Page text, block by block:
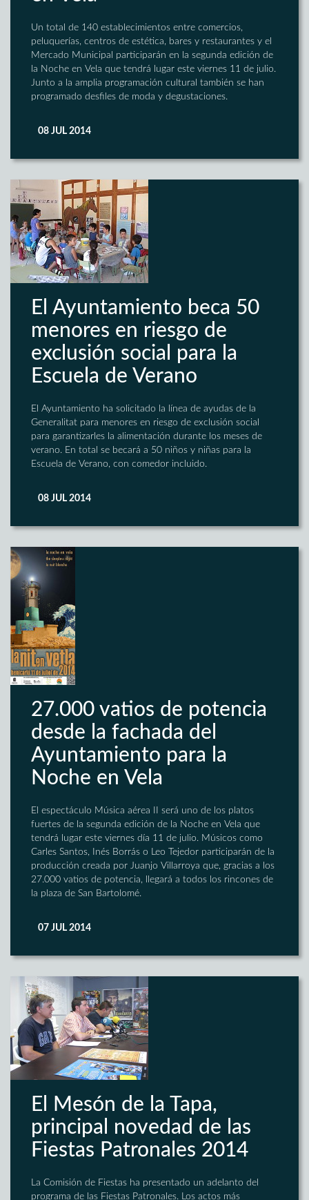
Un total de 140 establecimientos entre comercios,
peluquerías, centros de estética, bares y restaurantes y el
Mercado Municipal participarán en la segunda edición de
la Noche en Vela que tendrá lugar este viernes 11 de julio.
Junto a la amplia programación cultural también se han
programado desfiles de moda y degustaciones.
08 JUL 2014
El Ayuntamiento beca 50
menores en riesgo de
exclusión social para la
Escuela de Verano
El Ayuntamiento ha solicitado la línea de ayudas de la
Generalitat para menores en riesgo de exclusión social
para garantizarles la alimentación durante los meses de
verano. En total se becará a 50 niños y niñas para la
Escuela de Verano, con comedor incluido.
08 JUL 2014
27.000 vatios de potencia
desde la fachada del
Ayuntamiento para la
Noche en Vela
El espectáculo Música aérea II será uno de los platos
fuertes de la segunda edición de la Noche en Vela que
tendrá lugar este viernes día 11 de julio. Músicos como
Carles Santos, Inés Borrás o Leo Tejedor participarán de la
producción creada por Juanjo Villarroya que, gracias a los
27.000 vatios de potencia, llegará a todos los rincones de
la plaza de San Bartolomé.
07 JUL 2014
El Mesón de la Tapa,
principal novedad de las
Fiestas Patronales 2014
La Comisión de Fiestas ha presentado un adelanto del
programa de las Fiestas Patronales. Los actos más